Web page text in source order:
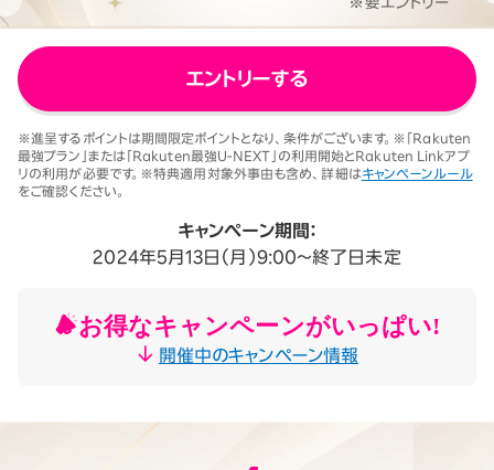
エントリーする
※進呈するポイントは期間限定ポイントとなり、条件がございます。※「Rakuten
最強プラン」または「Rakuten最強U-NEXT」の利用開始とRakuten Linkアプ
リの利用が必要です。※特典適用対象外事由も含め、詳細はキャンペーンルール
をご確認ください。
キャンペーン期間：
2024年5月13日（月）9:00～終了日未定
お得なキャンペーンがいっぱい!
開催中のキャンペーン情報
※1 同一名義で累計5回線以上ご契約の場合、2025年11月19日より1回
線につき3,500円（税込3,850円、開通翌々月に確定）。「累計」とは、楽
天モバイルがサービスを本格開始した2020年4月8日以降に契約され
たすべての回線（解約済みの回線も含む）の合計数を指します。